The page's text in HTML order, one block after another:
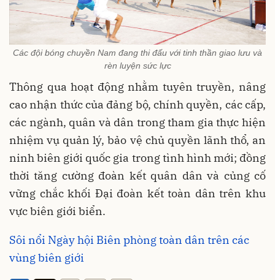
Các đội bóng chuyền Nam đang thi đấu với tinh thần giao lưu và
rèn luyện sức lực
Thông qua hoạt động nhằm tuyên truyền, nâng
cao nhận thức của đảng bộ, chính quyền, các cấp,
các ngành, quân và dân trong tham gia thực hiện
nhiệm vụ quản lý, bảo vệ chủ quyền lãnh thổ, an
ninh biên giới quốc gia trong tình hình mới; đồng
thời tăng cường đoàn kết quân dân và củng cố
vững chắc khối Đại đoàn kết toàn dân trên khu
vực biên giới biển.
Sôi nổi Ngày hội Biên phòng toàn dân trên các
vùng biên giới